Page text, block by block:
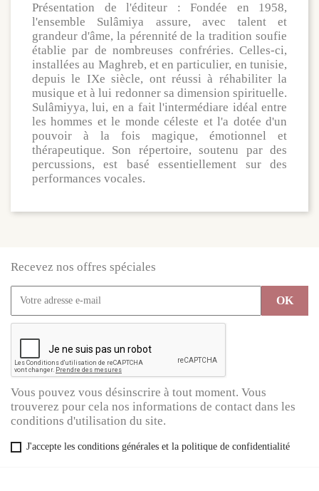
Présentation de l'éditeur : Fondée en 1958,
l'ensemble Sulâmiya assure, avec talent et
grandeur d'âme, la pérennité de la tradition soufie
établie par de nombreuses confréries. Celles-ci,
installées au Maghreb, et en particulier, en tunisie,
depuis le IXe siècle, ont réussi à réhabiliter la
musique et à lui redonner sa dimension spirituelle.
Sulâmiyya, lui, en a fait l'intermédiare idéal entre
les hommes et le monde céleste et l'a dotée d'un
pouvoir à la fois magique, émotionnel et
thérapeutique. Son répertoire, soutenu par des
percussions, est basé essentiellement sur des
performances vocales.
Recevez nos offres spéciales
Vous pouvez vous désinscrire à tout moment. Vous
trouverez pour cela nos informations de contact dans les
conditions d'utilisation du site.
J'accepte les conditions générales et la politique de confidentialité